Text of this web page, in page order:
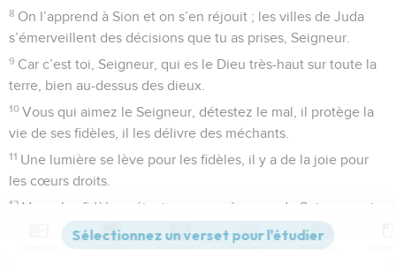
4 Le Seigneur est grand et mérite bien qu’on l’acclame. Il est
plus redoutable que tous les dieux.
5 Les dieux des nations sont tous des nullités, tandis que le
Seigneur a fait le ciel.
6 Il rayonne de grandeur et de majesté, son temple est
rempli de puissance et de splendeur.
7
Peuples de tous pays, venez honorer le Seigneur en
proclamant sa gloire et sa puissance.
8 Venez proclamer sa gloire, entrez dans les cours de son
temple en apportant vos dons.
Courbez-vous jusqu’à terre devant le Seigneur, quand il
Versions Commentaires Strong